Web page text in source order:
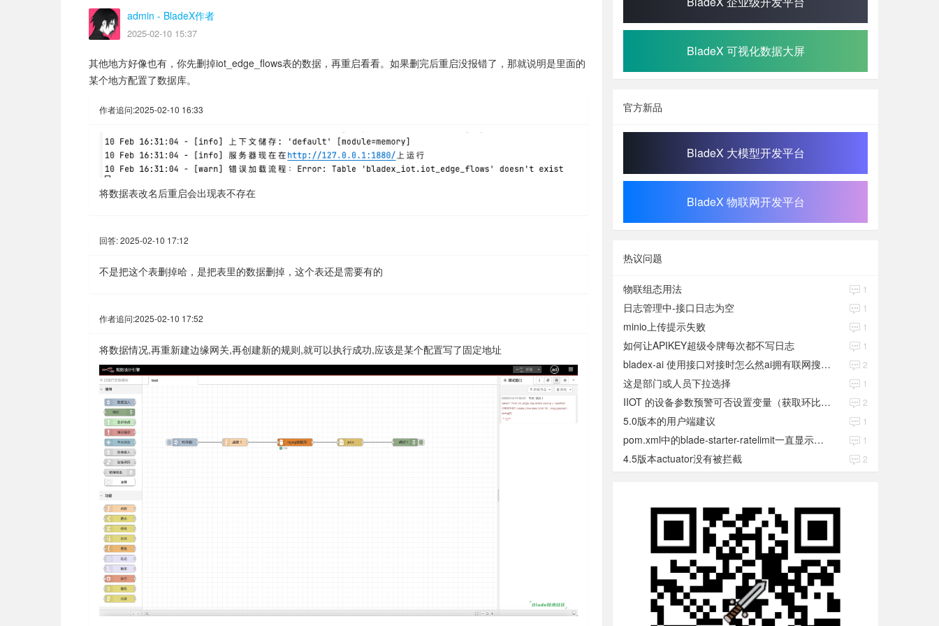
admin - BladeX作者
2025-02-10 15:37
其他地方好像也有，你先删掉iot_edge_flows表的数据，再重启看看。如果删完后重启没报错了，那就说明是里面的
某个地方配置了数据库。
作者追问:2025-02-10 16:33
将数据表改名后重启会出现表不存在
回答:2025-02-10 17:12
不是把这个表删掉哈，是把表里的数据删掉，这个表还是需要有的
作者追问:2025-02-10 17:52
将数据情况,再重新建边缘网关,再创建新的规则,就可以执行成功,应该是某个配置写了固定地址
BladeX 可视化数据大屏
官方新品
BladeX 大模型开发平台
BladeX 物联网开发平台
热议问题
物联组态用法 1
日志管理中-接口日志为空 1
minio上传提示失败 1
如何让APIKEY超级令牌每次都不写日志 1
bladex-ai 使用接口对接时怎么然ai拥有联网搜索功能 2
这是部门或人员下拉选择 1
IIOT 的设备参数预警可否设置变量（获取环比数值） 2
5.0版本的用户端建议 1
pom.xml中的blade-starter-ratelimit一直显示红色 1
4.5版本actuator没有被拦截 2